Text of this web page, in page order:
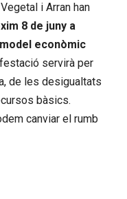
i Arran han
8 de juny a
econòmic
servirà per
de les desigualtats
bàsics.
canviar el rumb